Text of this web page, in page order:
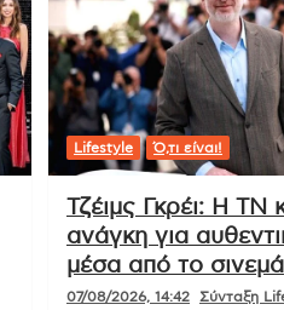
Lifestyle Ό,τι είναι!
Τζέιμς Γκρέι: Η ΤΝ
ανάγκη για
μέσα από το σινεμά
07/08/2026, 14:42 Σύνταξη